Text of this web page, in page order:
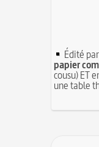
Édité par
papier
cousu) ET
une table